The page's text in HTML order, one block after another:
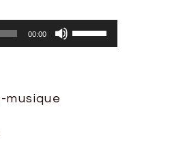
00:00
Utilisez
les
musique